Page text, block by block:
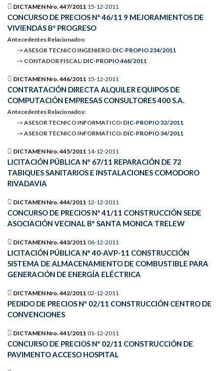
DICTAMEN Nro. 447/2011 15-12-2011
CONCURSO DE PRECIOS Nº 46/11 9 MEJORAMIENTOS DE
VIVIENDAS Bº PROGRESO
Antecedentes Relacionados:
-> ASESOR TECNICO INGENIERO: DIC-PROPIO 234/2011
-> CONTADOR FISCAL: DIC-PROPIO 468/2011
DICTAMEN Nro. 446/2011 15-12-2011
CONTRATACIÓN DIRECTA ALQUILER EQUIPOS DE
COMPUTACIÓN EMPRESAS CONSULTORES 400 S.A.
Antecedentes Relacionados:
-> ASESOR TECNICO INFORMATICO: DIC-PROPIO 32/2011
-> ASESOR TECNICO INFORMATICO: DIC-PROPIO 34/2011
DICTAMEN Nro. 445/2011 14-12-2011
LICITACIÓN PÚBLICA Nº 67/11 REPARACIÓN DE 72
TABIQUES SANITARIOS E INSTALACIONES COMODORO
RIVADAVIA
DICTAMEN Nro. 444/2011 12-12-2011
CONCURSO DE PRECIOS Nº 41/11 CONSTRUCCIÓN SEDE
ASOCIACIÓN VECINAL Bº SANTA MONICA TRELEW
DICTAMEN Nro. 443/2011 06-12-2011
LICITACIÓN PÚBLICA Nº 40-AVP-11 CONSTRUCCIÓN
SISTEMA DE ALMACENAMIENTO DE COMBUSTIBLE PARA
GENERACIÓN DE ENERGÍA ELÉCTRICA
DICTAMEN Nro. 442/2011 02-12-2011
PEDIDO DE PRECIOS Nº 02/11 CONSTRUCCIÓN CENTRO DE
CONVENCIONES
DICTAMEN Nro. 441/2011 01-12-2011
CONCURSO DE PRECIOS Nº 02/11 CONSTRUCCIÓN DE
PAVIMENTO ACCESO HOSPITAL